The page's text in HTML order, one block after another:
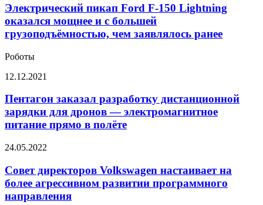
и
твердотельные
аккумуляторы
Ford
F-
150
Lightning
мощнее
с
грузоподъёмностью,
чем
заявлялось
ранее
Электрический пикап Ford F-150 Lightning
оказался мощнее и с большей
грузоподъёмностью, чем заявлялось ранее
Роботы
Пентагон
разработку
зарядки
для
электромагнитное
прямо
в
12.12.2021
Пентагон заказал разработку дистанционной
зарядки для дронов — электромагнитное
питание прямо в полёте
Совет
Volkswagen
настаивает
на
более
24.05.2022
Совет директоров Volkswagen настаивает на
более агрессивном развитии программного
направления